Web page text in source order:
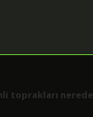
toprakları nerede